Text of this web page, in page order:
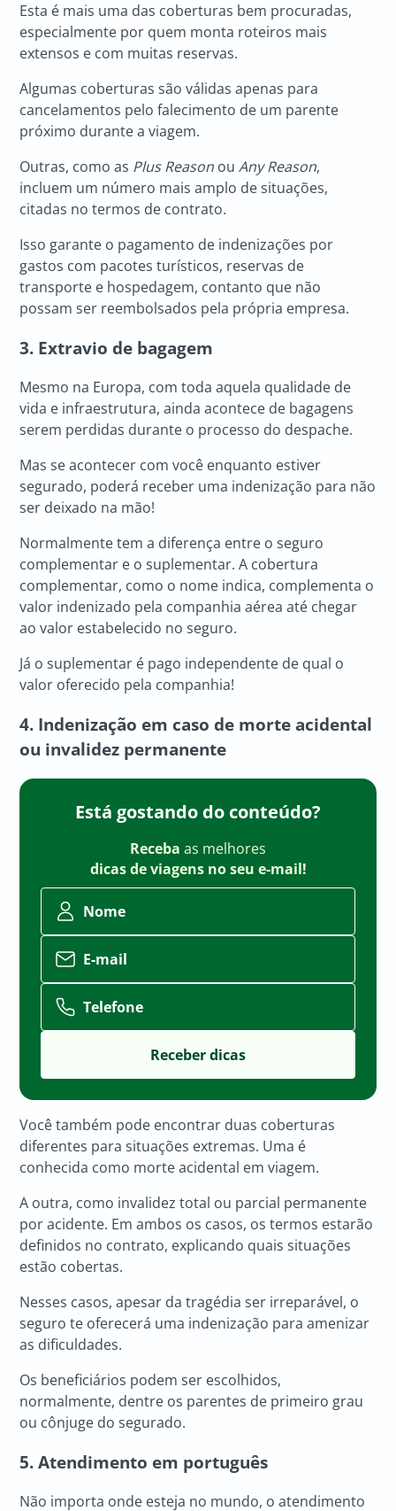
Esta é mais uma das coberturas bem procuradas,
especialmente por quem monta roteiros mais
extensos e com muitas reservas.
Algumas coberturas são válidas apenas para
cancelamentos pelo falecimento de um parente
próximo durante a viagem.
Outras, como as Plus Reason ouAny Reason,
incluem um número mais amplo de situações,
citadas no termos de contrato.
Isso garante o pagamento de indenizações por
gastos com pacotes turísticos, reservas de
transporte e hospedagem, contanto que não
possam ser reembolsados pela própria empresa.
3. Extravio de bagagem
Mesmo na Europa, com toda aquela qualidade de
vida e infraestrutura, ainda acontece de bagagens
serem perdidas durante o processo do despache.
Mas se acontecer com você enquanto estiver
segurado, poderá receber uma indenização para não
ser deixado na mão!
Normalmente tem a diferença entre o seguro
complementar e o suplementar. A cobertura
complementar, como o nome indica, complementa o
valor indenizado pela companhia aérea até chegar
ao valor estabelecido no seguro.
Já o suplementar é pago independente de qual o
valor oferecido pela companhia!
4. Indenização em caso de morte acidental
ou invalidez permanente
Está gostando do conteúdo?
Receba as melhores
dicas de viagens no seu e-mail!
Nome
E-mail
Telefone
Você também pode encontrar duas coberturas
diferentes para situações extremas. Uma é
conhecida como morte acidental em viagem.
A outra, como invalidez total ou parcial permanente
por acidente. Em ambos os casos, os termos estarão
definidos no contrato, explicando quais situações
estão cobertas.
Nesses casos, apesar da tragédia ser irreparável, o
seguro te oferecerá uma indenização para amenizar
as dificuldades.
Os beneficiários podem ser escolhidos,
normalmente, dentre os parentes de primeiro grau
ou cônjuge do segurado.
5. Atendimento em português
Não importa onde esteja no mundo, o atendimento